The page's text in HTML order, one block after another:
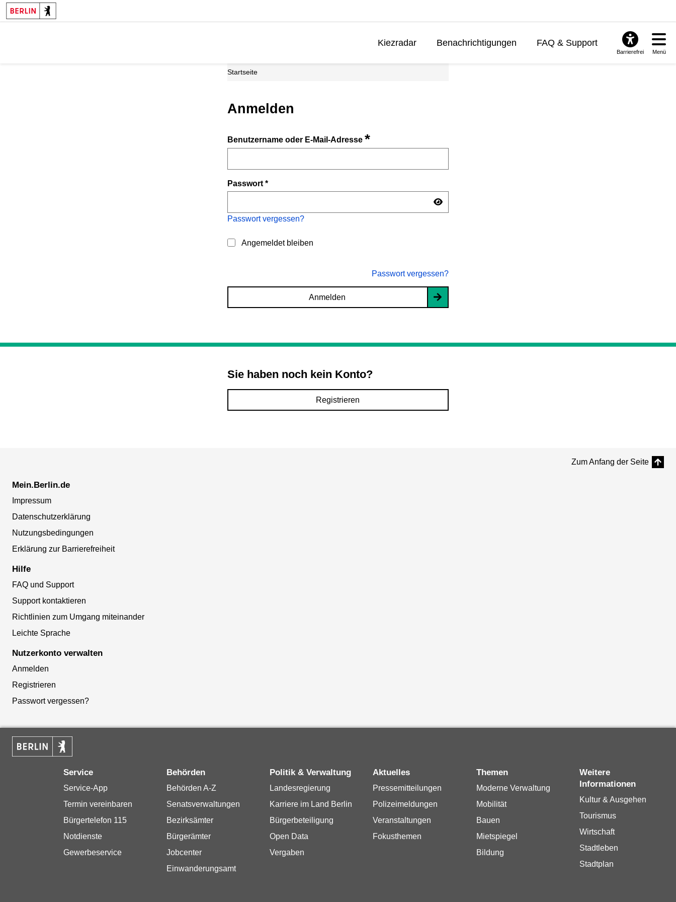
Kiezradar Benachrichtigungen FAQ & Support
Barrierefrei Menü
Startseite
Anmelden
Benutzername oder E-Mail-Adresse*
Passwort*
Passwort vergessen?
Angemeldet bleiben
Passwort vergessen?
Anmelden
Sie haben noch kein Konto?
Registrieren
Zum Anfang der Seite
Mein.Berlin.de
Impressum
Datenschutzerklärung
Nutzungsbedingungen
Erklärung zur Barrierefreiheit
Hilfe
FAQ und Support
Support kontaktieren
Richtlinien zum Umgang miteinander
Leichte Sprache
Nutzerkonto verwalten
Anmelden
Registrieren
Passwort vergessen?
Service
Service-App
Termin vereinbaren
Bürgertelefon 115
Notdienste
Gewerbeservice
Behörden
Behörden A-Z
Senatsverwaltungen
Bezirksämter
Bürgerämter
Jobcenter
Einwanderungsamt
Politik & Verwaltung
Landesregierung
Karriere im Land Berlin
Bürgerbeteiligung
Open Data
Vergaben
Aktuelles
Pressemitteilungen
Polizeimeldungen
Veranstaltungen
Fokusthemen
Themen
Moderne Verwaltung
Mobilität
Bauen
Mietspiegel
Bildung
Weitere
Informationen
Kultur & Ausgehen
Tourismus
Wirtschaft
Stadtleben
Stadtplan